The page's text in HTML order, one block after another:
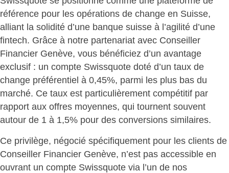
référence pour les opérations de change en Suisse,
alliant la solidité d’une banque suisse à l’agilité d’une
fintech. Grâce à notre partenariat avec Conseiller
Financier Genève, vous bénéficiez d’un avantage
exclusif : un compte Swissquote doté d’un taux de
change préférentiel à 0,45%, parmi les plus bas du
marché. Ce taux est particulièrement compétitif par
rapport aux offres moyennes, qui tournent souvent
autour de 1 à 1,5% pour des conversions similaires.
Ce privilège, négocié spécifiquement pour les clients de
Conseiller Financier Genève, n’est pas accessible en
ouvrant un compte Swissquote via l’un de nos